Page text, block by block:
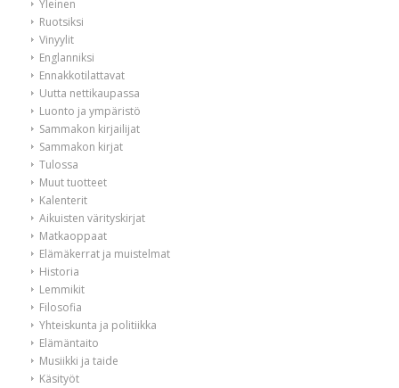
Yleinen
Ruotsiksi
Vinyylit
Englanniksi
Ennakkotilattavat
Uutta nettikaupassa
Luonto ja ympäristö
Sammakon kirjailijat
Sammakon kirjat
Tulossa
Muut tuotteet
Kalenterit
Aikuisten värityskirjat
Matkaoppaat
Elämäkerrat ja muistelmat
Historia
Lemmikit
Filosofia
Yhteiskunta ja politiikka
Elämäntaito
Musiikki ja taide
Käsityöt